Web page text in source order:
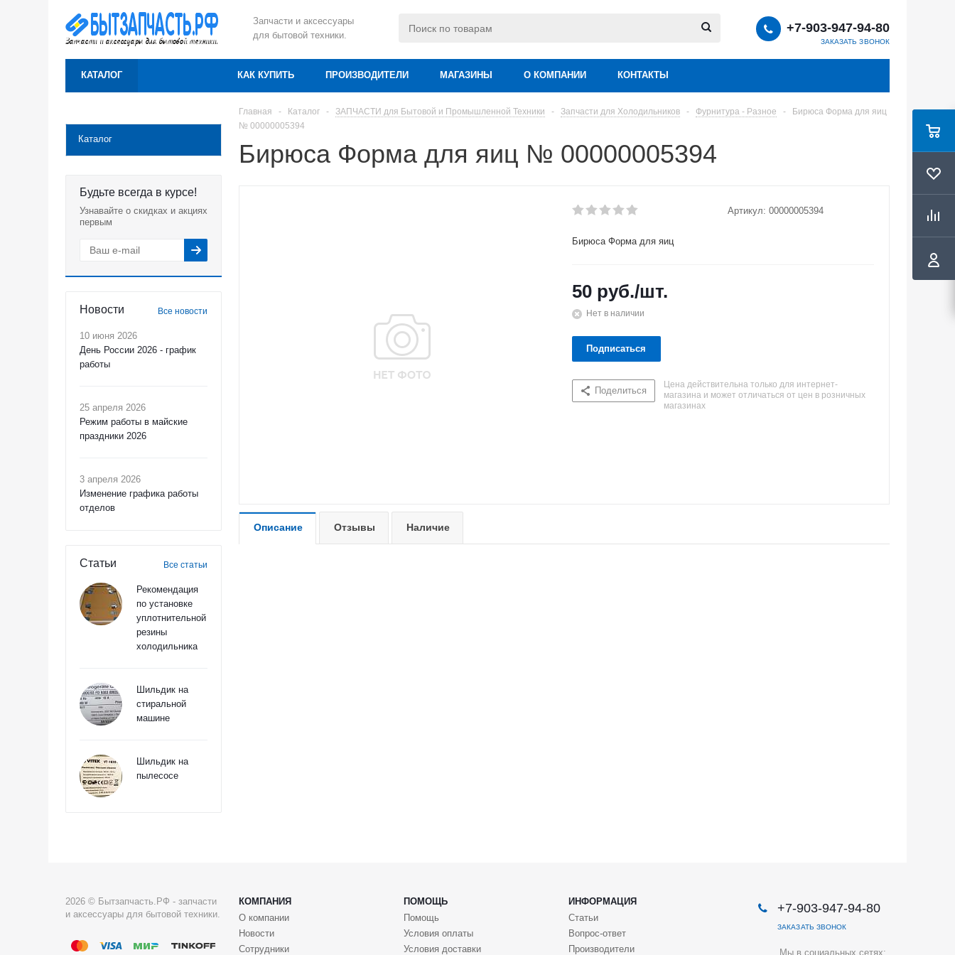
Запчасти и аксессуары
для бытовой техники.
+7-903-947-94-80
ЗАКАЗАТЬ ЗВОНОК
КАТАЛОГ КАК КУПИТЬ ПРОИЗВОДИТЕЛИ МАГАЗИНЫ О КОМПАНИИ КОНТАКТЫ
Каталог
Будьте всегда в курсе!
Узнавайте о скидках и акциях
первым
Новости Все новости
10 июня 2026
День России 2026 - график
работы
25 апреля 2026
Режим работы в майские
праздники 2026
3 апреля 2026
Изменение графика работы
отделов
Статьи Все статьи
Рекомендация
по установке
уплотнительной
резины
холодильника
Шильдик на
стиральной
машине
Шильдик на
пылесосе
Главная - Каталог - ЗАПЧАСТИ для Бытовой и Промышленной Техники - Запчасти для Холодильников - Фурнитура - Разное -
Бирюса Форма для яиц
№ 00000005394
Бирюса Форма для яиц № 00000005394
Артикул: 00000005394
Бирюса Форма для яиц
50 руб./шт.
Нет в наличии
Подписаться
Поделиться
Цена действительна только для интернет-
магазина и может отличаться от цен в розничных
магазинах
Описание Отзывы Наличие
2026 © Бытзапчасть.РФ - запчасти
и аксессуары для бытовой техники.
КОМПАНИЯ ПОМОЩЬ
ИНФОРМАЦИЯ
О компании
Новости
Сотрудники
Помощь
Условия оплаты
Условия доставки
Статьи
Вопрос-ответ
Производители
+7-903-947-94-80
ЗАКАЗАТЬ ЗВОНОК
Мы в социальных сетях: